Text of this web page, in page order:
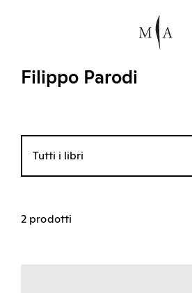
Filippo Parodi
Tutti i libri
2 prodotti